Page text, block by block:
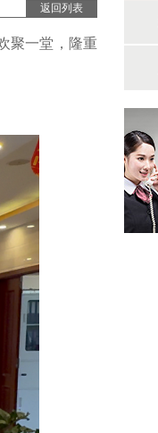
返回列表
聚一堂，隆重